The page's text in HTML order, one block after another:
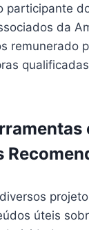
participante
da
remunerado
úteis